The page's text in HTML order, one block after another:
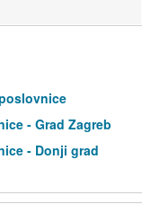
- Grad Zagreb
- Donji grad